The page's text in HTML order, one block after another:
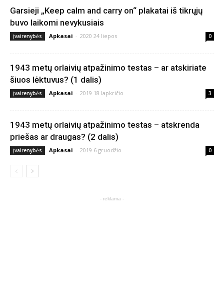
Garsieji „Keep calm and carry on“ plakatai iš tikrųjų
buvo laikomi nevykusiais
Įvairenybės Apkasai - 2020 24 liepos 0
1943 metų orlaivių atpažinimo testas – ar atskiriate
šiuos lėktuvus? (1 dalis)
Įvairenybės Apkasai - 2019 18 lapkričio 3
1943 metų orlaivių atpažinimo testas – atskrenda
priešas ar draugas? (2 dalis)
Įvairenybės Apkasai - 2019 6 gruodžio 0
- reklama -